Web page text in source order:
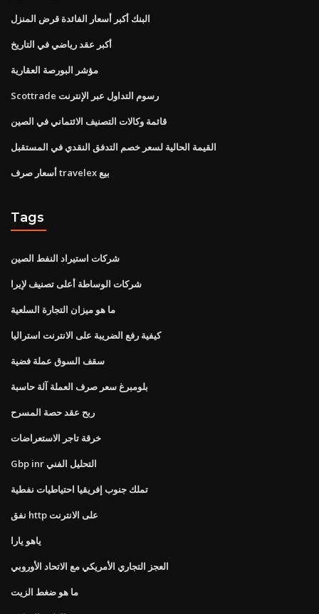
البنك أكبر أسعار الفائدة قرض المنزل
أكبر عقد رياضي في التاريخ
مؤشر البورصة العقارية
Scottrade رسوم التداول عبر الإنترنت
قائمة وكالات التصنيف الائتماني في الصين
القيمة الحالية لسعر خصم التدفق النقدي في المستقبل
أسعار صرف travelex بيع
Tags
شركات استيراد النفط الصين
شركات الوساطة أعلى تصنيف لإيرا
ما هو ميزان التجارة السلعية
كيفية رفع الضريبة على الانترنت استراليا
سقف السوق عملة فضية
بلومبرغ سعر صرف العملة آلة حاسبة
ربح عقد حصة المسرح
خرقة تاجر الاستعراضات
Gbp inr التحليل الفني
تملك جنوب إفريقيا احتياطيات نفطية
نفق http على الانترنت
ياهو يارا
العجز التجاري الأمريكي مع الاتحاد الأوروبي
ما هو ضغط الزيت